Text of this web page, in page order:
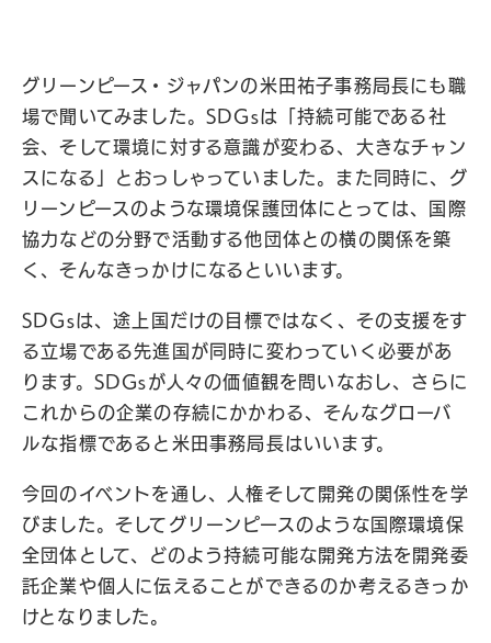
グリーンピース・ジャパンの米田祐子事務局長にも職
場で聞いてみました。SDGsは「持続可能である社
会、そして環境に対する意識が変わる、大きなチャン
スになる」とおっしゃっていました。また同時に、グ
リーンピースのような環境保護団体にとっては、国際
協力などの分野で活動する他団体との横の関係を築
く、そんなきっかけになるといいます。
SDGsは、途上国だけの目標ではなく、その支援をす
る立場である先進国が同時に変わっていく必要があ
ります。SDGsが人々の価値観を問いなおし、さらに
これからの企業の存続にかかわる、そんなグローバ
ルな指標であると米田事務局長はいいます。
今回のイベントを通し、人権そして開発の関係性を学
びました。そしてグリーンピースのような国際環境保
全団体として、どのよう持続可能な開発方法を開発委
託企業や個人に伝えることができるのか考えるきっか
けとなりました。